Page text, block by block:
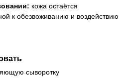
кожа остаётся
к обезвоживанию и воздействию
сыворотку